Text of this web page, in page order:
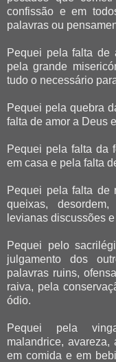
confissão e em
palavras ou
Pequei pela falta de
pela grande
tudo o necessário
Pequei pela quebra
falta de amor a Deus
Pequei pela falta da
em casa e pela falta
Pequei pela falta de
queixas,
levianas discussões
Pequei pelo
julgamento dos
palavras ruins,
raiva, pela
ódio.
Pequei pela
malandrice, avareza,
em comida e em